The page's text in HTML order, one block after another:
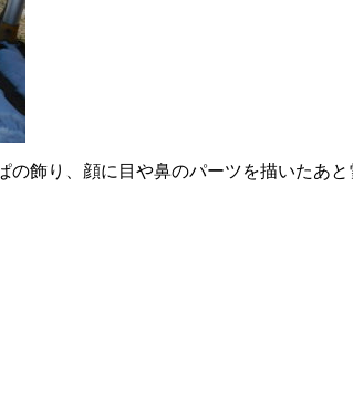
の飾り、顔に目や鼻のパーツを描いたあ